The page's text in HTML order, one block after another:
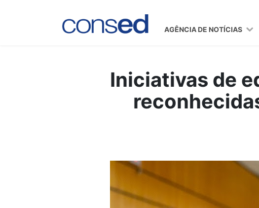
AGÊNCIA DE NOTÍCIAS
Iniciativas de